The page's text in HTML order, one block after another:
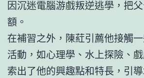
因沉迷電腦游戲叛逆逃學，把
額。
在補習之外，陳葒引薦他接觸
活動，如心理學、水上探險、
索出了他的興趣點和特長，引